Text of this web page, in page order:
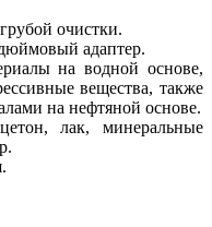
очистки.
адаптер.
на водной основе,
вещества, также
на нефтяной основе.
лак, минеральные